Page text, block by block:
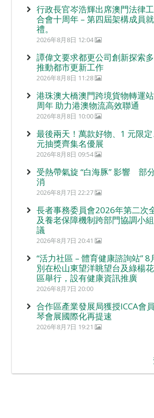
行政長官岑浩輝出席澳門法律
合會十周年 – 第四屆架構成員
禮。
2026年8月8日 12:04
譚偉文要求都更公司創新探索
推動都市更新工作
2026年8月8日 11:28
港珠澳大橋澳門跨境貨物轉運
周年 助力港澳物流高效聯通
2026年8月8日 10:00
最後兩天！萬款好物、1 元限
元抽獎齊集名優展
2026年8月8日 09:54
受熱帶氣旋 “白海豚” 影響 部
消
2026年8月7日 22:27
長者事務委員會2026年第二次
及養老保障機制跨部門協調小
議
2026年8月7日 20:41
“活力社區 – 體育健康諮詢站” 8
別在松山東望洋眺望台及綠楊
區舉行，設有健康資訊推廣
2026年8月7日 20:00
合作區產業發展局獲授ICCA會
琴會展國際化再提速
2026年8月7日 19:21